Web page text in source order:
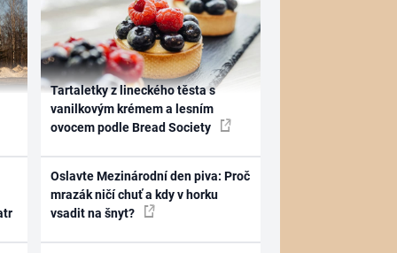
Tartaletky z lineckého těsta s
vanilkovým krémem a lesním
ovocem podle Bread Society
Oslavte Mezinárodní den piva: Proč
mrazák ničí chuť a kdy v horku
vsadit na šnyt?